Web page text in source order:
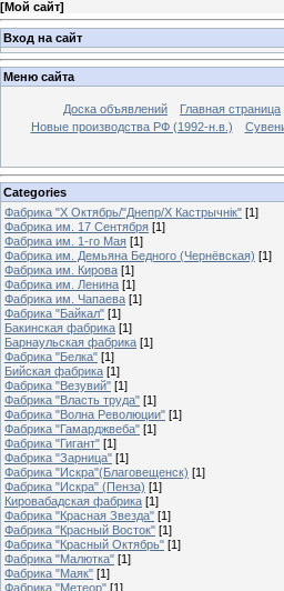
[Мой сайт]
Вход на сайт
Меню сайта
Доска объявлений Главная страница
Новые производства РФ (1992-н.в.)
Categories
Фабрика "Х Октябрь/"Днепр/Х Кастрычнiк" [1]
Фабрика им. 17 Сентября [1]
Фабрика им. 1-го Мая [1]
Фабрика им. Демьяна Бедного (Чернёвская) [1]
Фабрика им. Кирова [1]
Фабрика им. Ленина [1]
Фабрика им. Чапаева [1]
Фабрика "Байкал" [1]
Бакинская фабрика [1]
Барнаульская фабрика [1]
Фабрика "Белка" [1]
Бийская фабрика [1]
Фабрика "Везувий" [1]
Фабрика "Власть труда" [1]
Фабрика "Волна Революции" [1]
Фабрика "Гамарджвеба" [1]
Фабрика "Гигант" [1]
Фабрика "Зарница" [1]
Фабрика "Искра"(Благовещенск) [1]
Фабрика "Искра" (Пенза) [1]
Кировабадская фабрика [1]
Фабрика "Красная Звезда" [1]
Фабрика "Красный Восток" [1]
Фабрика "Красный Октябрь" [1]
Фабрика "Малютка" [1]
Фабрика "Маяк" [1]
Фабрика "Метеор" [1]